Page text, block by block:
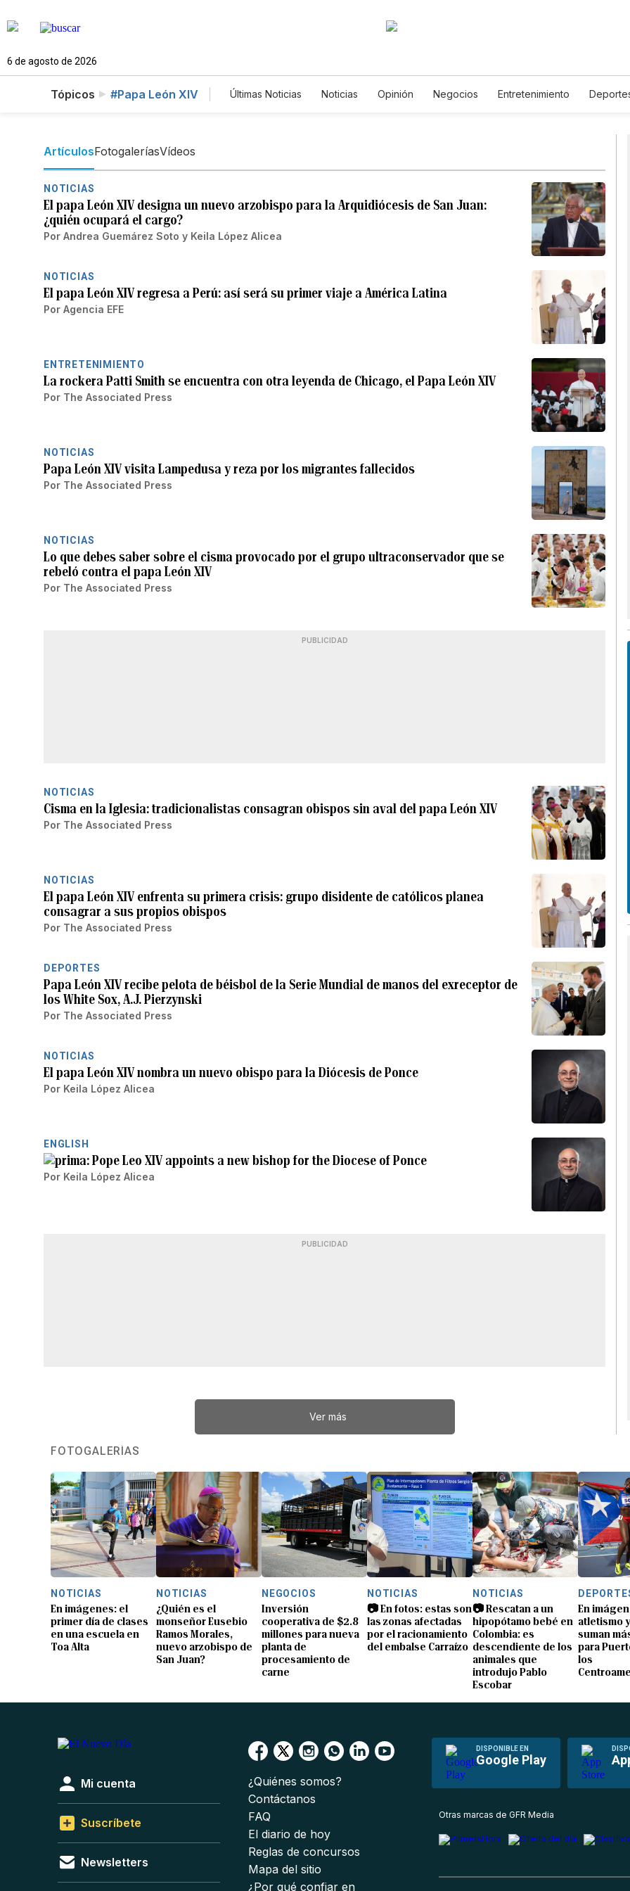
6 de agosto de 2026
Tópicos #Papa León XIV Últimas Noticias Noticias Opinión Negocios Entretenimiento
ArtículosFotogaleríasVídeos
NOTICIAS
El papa León XIV designa un nuevo arzobispo para la Arquidiócesis de San Juan:
¿quién ocupará el cargo?
Por Andrea Guemárez Soto y Keila López Alicea
NOTICIAS
El papa León XIV regresa a Perú: así será su primer viaje a América Latina
Por Agencia EFE
ENTRETENIMIENTO
La rockera Patti Smith se encuentra con otra leyenda de Chicago, el Papa León XIV
Por The Associated Press
NOTICIAS
Papa León XIV visita Lampedusa y reza por los migrantes fallecidos
Por The Associated Press
NOTICIAS
Lo que debes saber sobre el cisma provocado por el grupo ultraconservador que se
rebeló contra el papa León XIV
Por The Associated Press
PUBLICIDAD
NOTICIAS
Cisma en la Iglesia: tradicionalistas consagran obispos sin aval del papa León XIV
Por The Associated Press
NOTICIAS
El papa León XIV enfrenta su primera crisis: grupo disidente de católicos planea
consagrar a sus propios obispos
Por The Associated Press
DEPORTES
Papa León XIV recibe pelota de béisbol de la Serie Mundial de manos del exreceptor de
los White Sox, A.J. Pierzynski
Por The Associated Press
NOTICIAS
El papa León XIV nombra un nuevo obispo para la Diócesis de Ponce
Por Keila López Alicea
ENGLISH
Pope Leo XIV appoints a new bishop for the Diocese of Ponce
Por Keila López Alicea
PUBLICIDAD
Ver más
FOTOGALERÍAS
NOTICIAS
En imágenes: el
primer día de clases
en una escuela en
Toa Alta
NOTICIAS
¿Quién es el
monseñor Eusebio
Ramos Morales,
nuevo arzobispo de
San Juan?
NEGOCIOS
Inversión
cooperativa de $2.8
millones para nueva
planta de
procesamiento de
carne
NOTICIAS
📷 En fotos: estas son
las zonas afectadas
por el racionamiento
del embalse Carraízo
NOTICIAS
📷 Rescatan a un
hipopótamo bebé en
Colombia: es
descendiente de los
animales que
introdujo Pablo
Escobar
En
atletismo
suman
para
los
DISPONIBLE EN
Google Play
Mi cuenta
Suscríbete
Newsletters
¿Quiénes somos?
Contáctanos
FAQ
El diario de hoy
Reglas de concursos
Mapa del sitio
¿Por qué confiar en
Otras marcas de GFR Media